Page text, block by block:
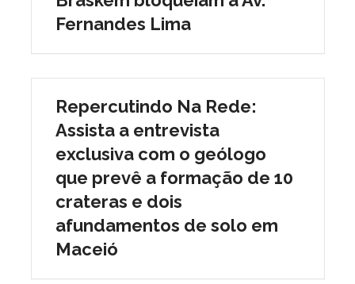
Fernandes Lima
Repercutindo Na Rede:
Assista a entrevista
exclusiva com o geólogo
que prevê a formação de 10
crateras e dois
afundamentos de solo em
Maceió